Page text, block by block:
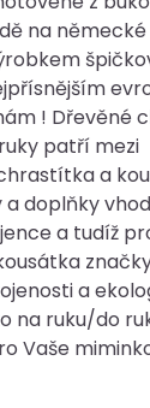
na
! Dřevěné
patří mezi
a
a doplňky
a tudíž
značky
a
na ruku/do
Vaše